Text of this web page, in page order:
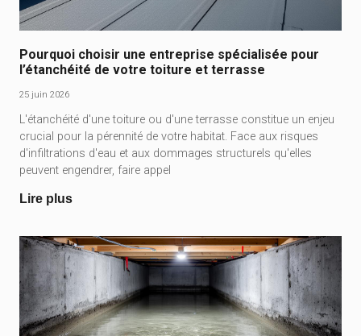
Pourquoi choisir une entreprise spécialisée pour
l’étanchéité de votre toiture et terrasse
25 juin 2026
L'étanchéité d'une toiture ou d'une terrasse constitue un enjeu
crucial pour la pérennité de votre habitat. Face aux risques
d'infiltrations d'eau et aux dommages structurels qu'elles
peuvent engendrer, faire appel
Lire plus